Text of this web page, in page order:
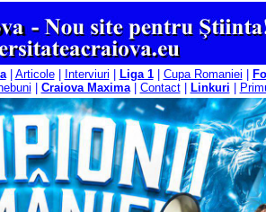
| Articole| Interviuri Liga 1| Cupa Romaniei
Craiova Maxima| Contact| Linkuri